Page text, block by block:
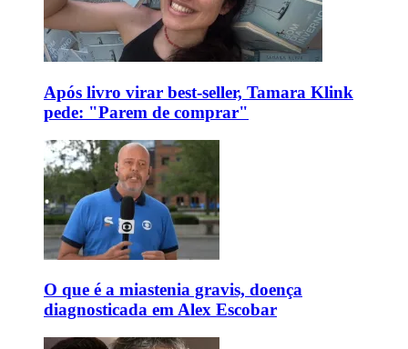
Após livro virar best-seller, Tamara Klink
pede: "Parem de comprar"
O que é a miastenia gravis, doença
diagnosticada em Alex Escobar